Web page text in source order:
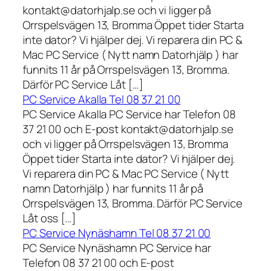
kontakt@datorhjalp.se och vi ligger på
Orrspelsvägen 13, Bromma Öppet tider Starta
inte dator? Vi hjälper dej. Vi reparera din PC &
Mac PC Service ( Nytt namn Datorhjälp ) har
funnits 11 år på Orrspelsvägen 13, Bromma.
Därför PC Service Låt […]
PC Service Akalla Tel 08 37 21 00
PC Service Akalla PC Service har Telefon 08
37 21 00 och E-post kontakt@datorhjalp.se
och vi ligger på Orrspelsvägen 13, Bromma
Öppet tider Starta inte dator? Vi hjälper dej.
Vi reparera din PC & Mac PC Service ( Nytt
namn Datorhjälp ) har funnits 11 år på
Orrspelsvägen 13, Bromma. Därför PC Service
Låt oss […]
PC Service Nynäshamn Tel 08 37 21 00
PC Service Nynäshamn PC Service har
Telefon 08 37 21 00 och E-post